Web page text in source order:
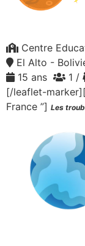
Centre
El Alto -
15 ans
1 /
[/leaflet-
France ”] Les